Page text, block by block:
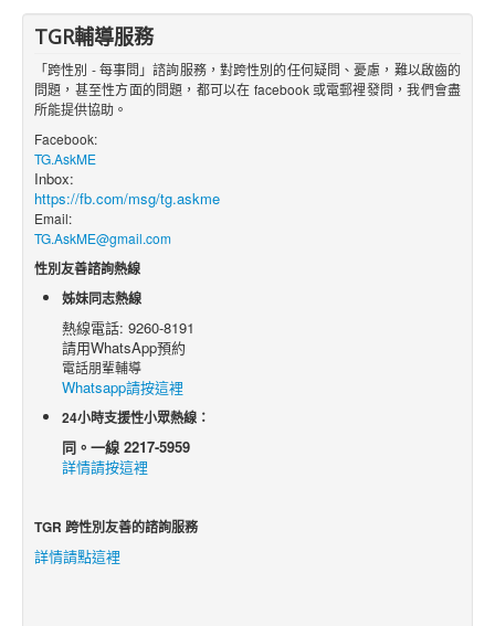
TGR輔導服務
「跨性別 - 每事問」諮詢服務，對跨性別的任何疑問、憂慮，難以啟齒的
問題，甚至性方面的問題，都可以在 facebook 或電郵裡發問，我們會盡
所能提供協助。
Facebook:
TG.AskME
Inbox:
https://fb.com/msg/tg.askme
Email:
TG.AskME@gmail.com
性別友善諮詢熱線
姊妹同志熱線
熱線電話: 9260-8191
請用WhatsApp預約
電話朋輩輔導
Whatsapp請按這裡
24小時支援性小眾熱線：
同。一線 2217-5959
詳情請按這裡
TGR 跨性別友善的諮詢服務
詳情請點這裡